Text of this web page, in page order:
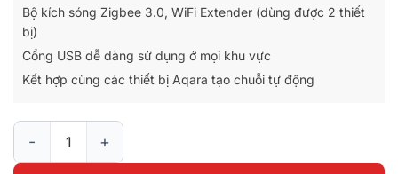
Bộ kích sóng Zigbee 3.0, WiFi Extender (dùng được 2 thiết
bị)
Cổng USB dễ dàng sử dụng ở mọi khu vực
Kết hợp cùng các thiết bị Aqara tạo chuỗi tự động
Bộ trung tâm Aqara Hub E1 USB Zigbee 3.0 phiên bản quốc tế